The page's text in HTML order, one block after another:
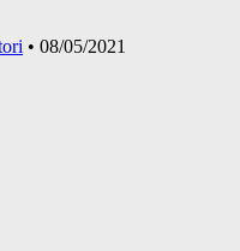
• 08/05/2021